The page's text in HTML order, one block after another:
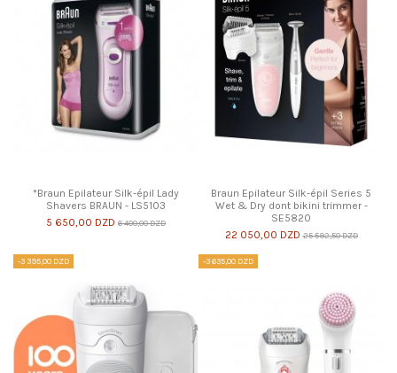
*Braun Epilateur Silk-épil Lady
Shavers BRAUN - LS5103
5 650,00 DZD 6 400,00 DZD
Braun Epilateur Silk-épil Series 5
Wet & Dry dont bikini trimmer -
SE5820
22 050,00 DZD 25 592,50 DZD
-3 395,00 DZD -3 635,00 DZD